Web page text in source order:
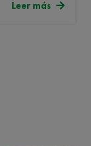
Leer más